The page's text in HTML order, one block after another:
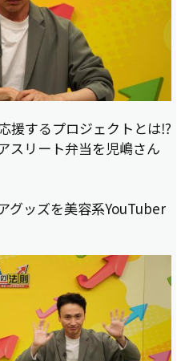
援するプロジェクトとは⁉
スリート弁当を児嶋さん
グッズを美容系YouTuber